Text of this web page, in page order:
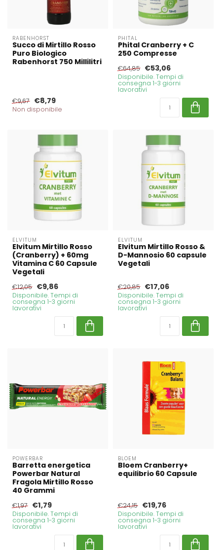
RABENHORST
Succo di Mirtillo Rosso
Puro Biologico
Rabenhorst 750 Millilitri
€9,67 €8,79
Non disponibile
PHITAL
Phital Cranberry + C
250 Compresse
€64,85 €53,06
Disponibile. Tempi di
consegna 1-3 giorni
lavorativi
ELVITUM
Elvitum Mirtillo Rosso
(Cranberry) + 60mg
Vitamina C 60 Capsule
Vegetali
€12,05 €9,86
Disponibile. Tempi di
consegna 1-3 giorni
lavorativi
ELVITUM
Elvitum Mirtillo Rosso &
D-Mannosio 60 capsule
Vegetali
€20,85 €17,06
Disponibile. Tempi di
consegna 1-3 giorni
lavorativi
POWERBAR
Barretta energetica
Powerbar Natural
Fragola Mirtillo Rosso
40 Grammi
€1,97 €1,79
Disponibile. Tempi di
consegna 1-3 giorni
lavorativi
BLOEM
Bloem Cranberry+
equilibrio 60 Capsule
€24,15 €19,76
Disponibile. Tempi di
consegna 1-3 giorni
lavorativi